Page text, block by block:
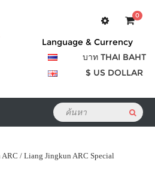
0
Language & Currency
บาท THAI BAHT
$ US DOLLAR
/ Liang Jingkun ARC Special